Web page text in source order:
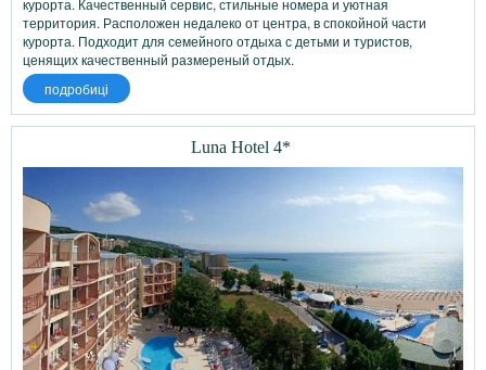
курорта. Качественный сервис, стильные номера и уютная
территория. Расположен недалеко от центра, в спокойной части
курорта. Подходит для семейного отдыха с детьми и туристов,
ценящих качественный размереный отдых.
подробиці
Luna Hotel 4*